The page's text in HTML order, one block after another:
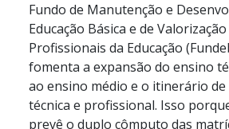
Fundo de Manutenção e
Educação Básica e de
Profissionais da Educação
fomenta a expansão do ensino
ao ensino médio e o itinerário
técnica e profissional. Isso
prevê o duplo cômputo das